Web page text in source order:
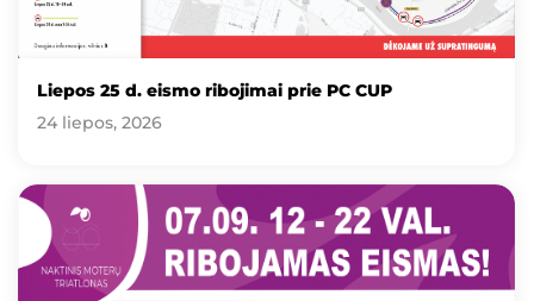
Liepos 25 d. eismo ribojimai prie PC CUP
24 liepos, 2026